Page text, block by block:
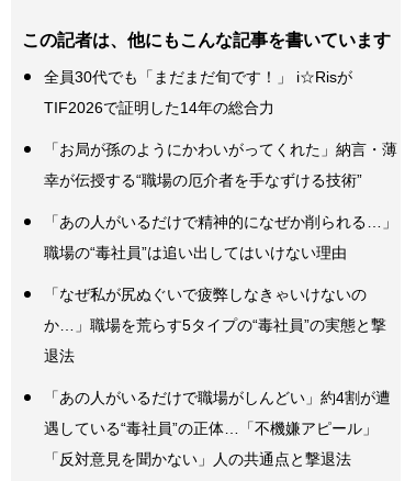
この記者は、他にもこんな記事を書いています
全員30代でも「まだまだ旬です！」 i☆Risが
TIF2026で証明した14年の総合力
「お局が孫のようにかわいがってくれた」納言・薄
幸が伝授する“職場の厄介者を手なずける技術”
「あの人がいるだけで精神的になぜか削られる…」
職場の“毒社員”は追い出してはいけない理由
「なぜ私が尻ぬぐいで疲弊しなきゃいけないの
か…」職場を荒らす5タイプの“毒社員”の実態と撃
退法
「あの人がいるだけで職場がしんどい」約4割が遭
遇している“毒社員”の正体…「不機嫌アピール」
「反対意見を聞かない」人の共通点と撃退法